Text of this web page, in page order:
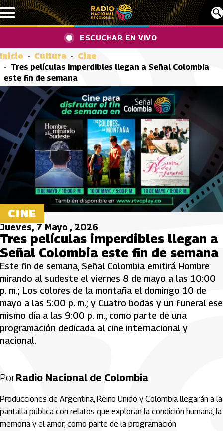
Pasar al contenido principal
ESCUCHAR EN VIVO
Inicio Cultura
Cine
Tres películas imperdibles llegan a Señal Colombia
este fin de semana
CINE
Jueves, 7 Mayo , 2026
Tres películas imperdibles llegan a
Señal Colombia este fin de semana
Este fin de semana, Señal Colombia emitirá Hombre
mirando al sudeste el viernes 8 de mayo a las 10:00
p. m.; Los colores de la montaña el domingo 10 de
mayo a las 5:00 p. m.; y Cuatro bodas y un funeral ese
mismo día a las 9:00 p. m., como parte de una
programación dedicada al cine internacional y
nacional.
PorRadio Nacional de Colombia
Producciones de Argentina, Reino Unido y Colombia llegarán a la
pantalla pública con relatos que exploran la condición humana, la
memoria y el amor, como parte de la programación